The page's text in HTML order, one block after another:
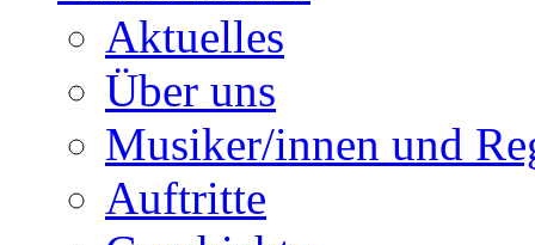
Aktuelles
Über uns
Musiker/innen und
Auftritte